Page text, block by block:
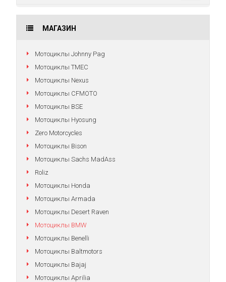
navigation
МАГАЗИН
Мотоциклы Johnny Pag
Мотоциклы TMEC
Мотоциклы Nexus
Мотоциклы CFMOTO
Мотоциклы BSE
Мотоциклы Hyosung
Zero Motorcycles
Мотоциклы Bison
Мотоциклы Sachs MadAss
Roliz
Мотоциклы Honda
Мотоциклы Armada
Мотоциклы Desert Raven
Мотоциклы BMW
Мотоциклы Benelli
Мотоциклы Baltmotors
Мотоциклы Bajaj
Мотоциклы Aprilia